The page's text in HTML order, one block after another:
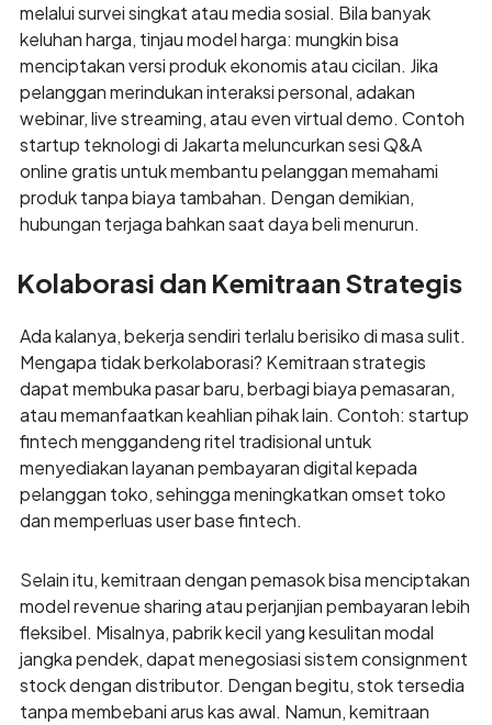
melalui survei singkat atau media sosial. Bila banyak
keluhan harga, tinjau model harga: mungkin bisa
menciptakan versi produk ekonomis atau cicilan. Jika
pelanggan merindukan interaksi personal, adakan
webinar, live streaming, atau even virtual demo. Contoh
startup teknologi di Jakarta meluncurkan sesi Q&A
online gratis untuk membantu pelanggan memahami
produk tanpa biaya tambahan. Dengan demikian,
hubungan terjaga bahkan saat daya beli menurun.
Kolaborasi dan Kemitraan Strategis
Ada kalanya, bekerja sendiri terlalu berisiko di masa sulit.
Mengapa tidak berkolaborasi? Kemitraan strategis
dapat membuka pasar baru, berbagi biaya pemasaran,
atau memanfaatkan keahlian pihak lain. Contoh: startup
fintech menggandeng ritel tradisional untuk
menyediakan layanan pembayaran digital kepada
pelanggan toko, sehingga meningkatkan omset toko
dan memperluas user base fintech.
Selain itu, kemitraan dengan pemasok bisa menciptakan
model revenue sharing atau perjanjian pembayaran lebih
fleksibel. Misalnya, pabrik kecil yang kesulitan modal
jangka pendek, dapat menegosiasi sistem consignment
stock dengan distributor. Dengan begitu, stok tersedia
tanpa membebani arus kas awal. Namun, kemitraan